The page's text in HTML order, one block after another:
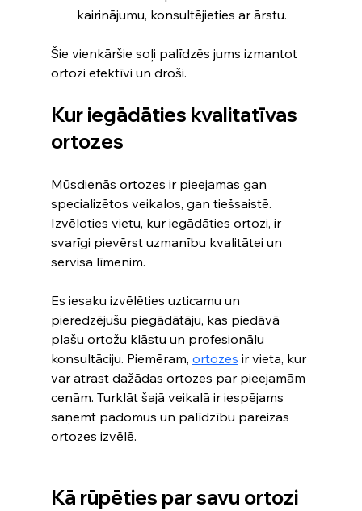
kairinājumu, konsultējieties ar ārstu.
Šie vienkāršie soļi palīdzēs jums izmantot
ortozi efektīvi un droši.
Kur iegādāties kvalitatīvas
ortozes
Mūsdienās ortozes ir pieejamas gan
specializētos veikalos, gan tiešsaistē.
Izvēloties vietu, kur iegādāties ortozi, ir
svarīgi pievērst uzmanību kvalitātei un
servisa līmenim.
Es iesaku izvēlēties uzticamu un
pieredzējušu piegādātāju, kas piedāvā
plašu ortožu klāstu un profesionālu
konsultāciju. Piemēram, ortozes ir vieta, kur
var atrast dažādas ortozes par pieejamām
cenām. Turklāt šajā veikalā ir iespējams
saņemt padomus un palīdzību pareizas
ortozes izvēlē.
Kā rūpēties par savu ortozi